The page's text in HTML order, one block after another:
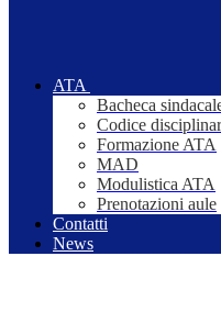
ATA
Bacheca
Codice
Formazione ATA
MAD
Modulistica ATA
Prenotazioni aule
Contatti
News